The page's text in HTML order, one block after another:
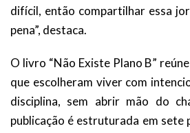
difícil, então compartilhar essa
pena”, destaca.
O livro “Não Existe Plano B”
que escolheram viver com
disciplina, sem abrir mão do
publicação é estruturada em sete